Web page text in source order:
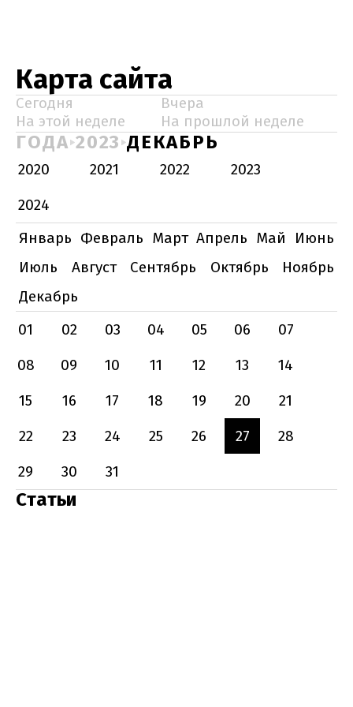
Карта сайта
Сегодня
Вчера
На этой неделе
На прошлой неделе
ГОДА 2023 ДЕКАБРЬ
2020 2021 2022
2023
2024
Январь Февраль Март Апрель Май
Июнь
Июль
Август Сентябрь Октябрь
Ноябрь
Декабрь
01
02 03 04 05 06
07
08
09 10 11 12 13
14
15
16 17 18 19 20
21
22
23 24 25 26 27
28
29
30 31
Статьи